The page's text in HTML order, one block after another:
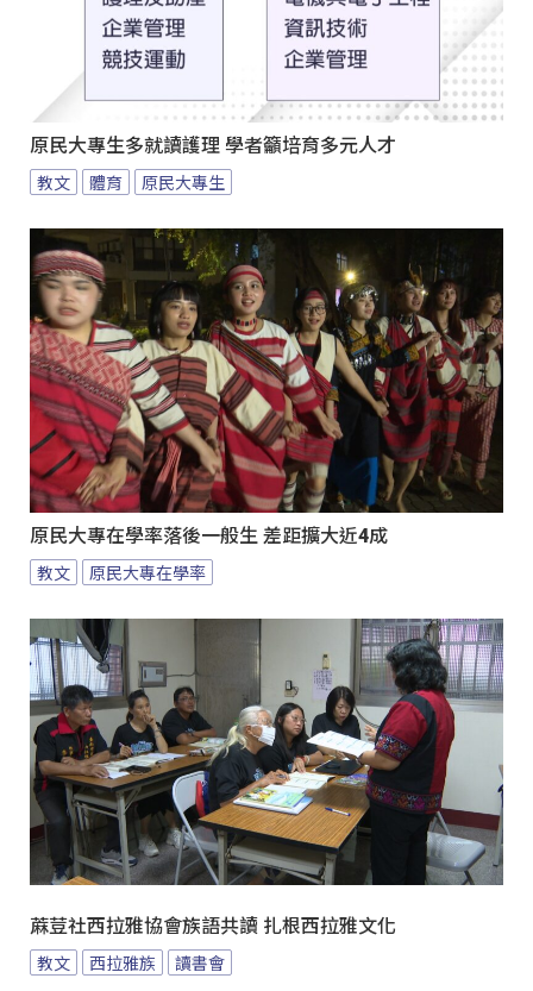
原民大專生多就讀護理 學者籲培育多元人才
教文 體育 原民大專生
原民大專在學率落後一般生 差距擴大近4成
教文 原民大專在學率
蔴荳社西拉雅協會族語共讀 扎根西拉雅文化
教文 西拉雅族 讀書會